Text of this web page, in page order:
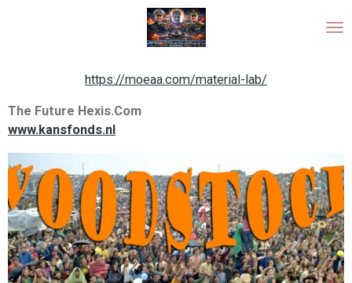
https://moeaa.com/material-lab/
The Future Hexis.Com
www.kansfonds.nl